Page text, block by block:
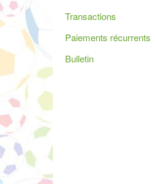
Transactions
Paiements récurrents
Bulletin